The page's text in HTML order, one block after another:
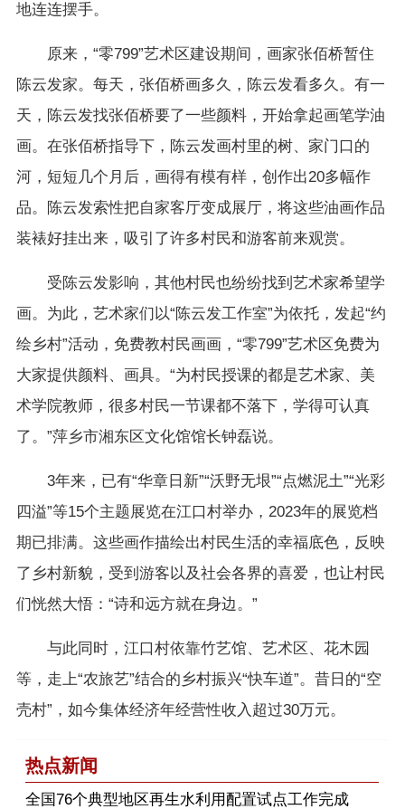
地连连摆手。
原来，“零799”艺术区建设期间，画家张佰桥暂住
陈云发家。每天，张佰桥画多久，陈云发看多久。有一
天，陈云发找张佰桥要了一些颜料，开始拿起画笔学油
画。在张佰桥指导下，陈云发画村里的树、家门口的
河，短短几个月后，画得有模有样，创作出20多幅作
品。陈云发索性把自家客厅变成展厅，将这些油画作品
装裱好挂出来，吸引了许多村民和游客前来观赏。
受陈云发影响，其他村民也纷纷找到艺术家希望学
画。为此，艺术家们以“陈云发工作室”为依托，发起“约
绘乡村”活动，免费教村民画画，“零799”艺术区免费为
大家提供颜料、画具。“为村民授课的都是艺术家、美
术学院教师，很多村民一节课都不落下，学得可认真
了。”萍乡市湘东区文化馆馆长钟磊说。
3年来，已有“华章日新”“沃野无垠”“点燃泥土”“光彩
四溢”等15个主题展览在江口村举办，2023年的展览档
期已排满。这些画作描绘出村民生活的幸福底色，反映
了乡村新貌，受到游客以及社会各界的喜爱，也让村民
们恍然大悟：“诗和远方就在身边。”
与此同时，江口村依靠竹艺馆、艺术区、花木园
等，走上“农旅艺”结合的乡村振兴“快车道”。昔日的“空
壳村”，如今集体经济年经营性收入超过30万元。
热点新闻
​全国76个典型地区再生水利用配置试点工作完成